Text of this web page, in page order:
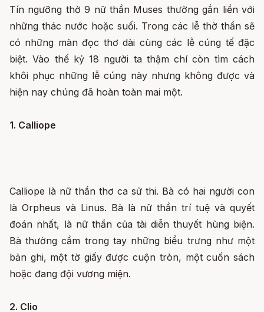
Tín ngưỡng thờ 9 nữ thần Muses thường gắn liền với
những thác nước hoặc suối. Trong các lễ thờ thần sẽ
có những màn đọc thơ dài cùng các lễ cúng tế đặc
biệt. Vào thế kỷ 18 người ta thậm chí còn tìm cách
khôi phục những lễ cúng này nhưng không được và
hiện nay chúng đã hoàn toàn mai một.
1. Calliope
Calliope là nữ thần thơ ca sử thi. Bà có hai người con
là Orpheus và Linus. Bà là nữ thần trí tuệ và quyết
đoán nhất, là nữ thần của tài diễn thuyết hùng biện.
Bà thường cầm trong tay những biểu trưng như một
bản ghi, một tờ giấy được cuộn tròn, một cuốn sách
hoặc đang đội vương miện.
2. Clio